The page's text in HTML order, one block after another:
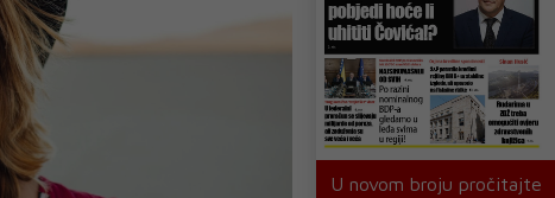
U novom broju pročitajte